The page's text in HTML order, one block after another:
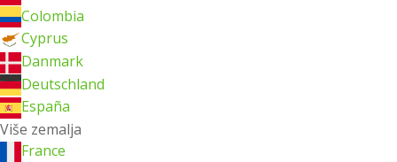
Colombia
Cyprus
Danmark
Deutschland
España
Više zemalja
France